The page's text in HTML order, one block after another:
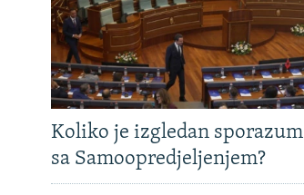
Koliko je izgledan sporazum
sa Samoopredjeljenjem?